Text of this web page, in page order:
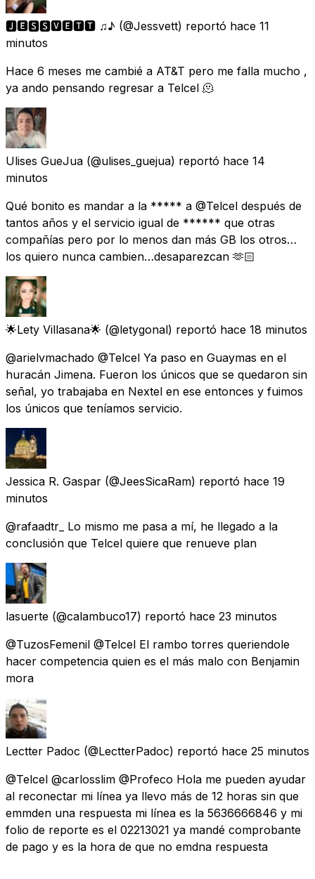
🅹🅴🆂🆂🆅🅴🆃🆃 ♫♪ (@Jessvett) reportó hace 11
minutos
Hace 6 meses me cambié a AT&T pero me falla mucho ,
ya ando pensando regresar a Telcel 🫠
Ulises GueJua (@ulises_guejua) reportó hace 14
minutos
Qué bonito es mandar a la ***** a @Telcel después de
tantos años y el servicio igual de ****** que otras
compañías pero por lo menos dan más GB los otros…
los quiero nunca cambien…desaparezcan 🫶🏻
🌟Lety Villasana🌟 (@letygonal) reportó hace 18 minutos
@arielvmachado @Telcel Ya paso en Guaymas en el
huracán Jimena. Fueron los únicos que se quedaron sin
señal, yo trabajaba en Nextel en ese entonces y fuimos
los únicos que teníamos servicio.
Jessica R. Gaspar (@JeesSicaRam) reportó hace 19
minutos
@rafaadtr_ Lo mismo me pasa a mí, he llegado a la
conclusión que Telcel quiere que renueve plan
lasuerte (@calambuco17) reportó hace 23 minutos
@TuzosFemenil @Telcel El rambo torres queriendole
hacer competencia quien es el más malo con Benjamin
mora
Lectter Padoc (@LectterPadoc) reportó hace 25 minutos
@Telcel @carlosslim @Profeco Hola me pueden ayudar
al reconectar mi línea ya llevo más de 12 horas sin que
emmden una respuesta mi línea es la 5636666846 y mi
folio de reporte es el 02213021 ya mandé comprobante
de pago y es la hora de que no emdna respuesta